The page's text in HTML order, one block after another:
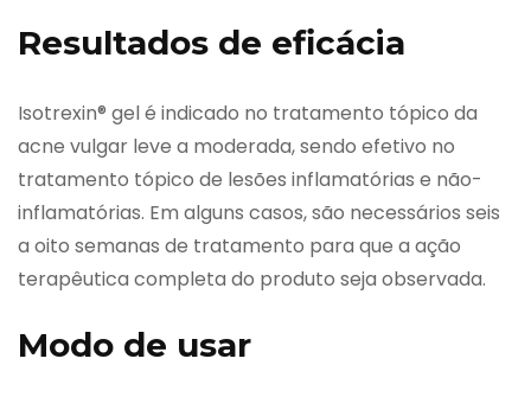
Resultados de eficácia
Isotrexin® gel é indicado no tratamento tópico da
acne vulgar leve a moderada, sendo efetivo no
tratamento tópico de lesões inflamatórias e não-
inflamatórias. Em alguns casos, são necessários seis
a oito semanas de tratamento para que a ação
terapêutica completa do produto seja observada.
Modo de usar